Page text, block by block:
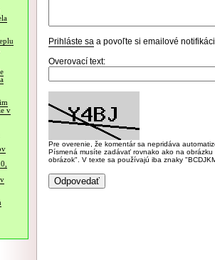
v
Prihláste sa a povoľte si emailové
Overovací text:
Pre overenie, že komentár sa nepridáva
Písmená musíte zadávať rovnako ako na
obrázok". V texte sa používajú iba znaky